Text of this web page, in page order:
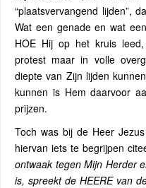
“plaatsvervangend lijden”,
Wat een genade en wat
HOE Hij op het kruis
protest maar in volle
diepte van Zijn lijden
kunnen is Hem daarvoor
prijzen.
Toch was bij de Heer
hiervan iets te begrijpen
ontwaak tegen Mijn Herder
is, spreekt de HEERE van